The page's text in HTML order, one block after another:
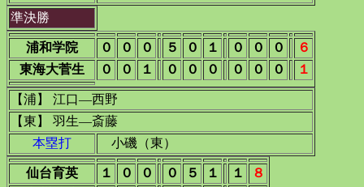
準決勝
浦和学院 ０ ０ ０ ５ ０ １ ０ ０ ０
６
東海大菅生
０ ０ １ ０ ０ ０ ０ ０ ０ １
【浦】 江口―西野
【東】 羽生―斎藤
本塁打
小磯（東）
仙台育英 １ ０ ０ ０ ５ １ １
８